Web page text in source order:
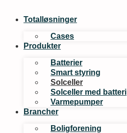
Totalløsninger
Cases
Produkter
Batterier
Smart styring
Solceller
Solceller med batteri
Varmepumper
Brancher
Boligforening